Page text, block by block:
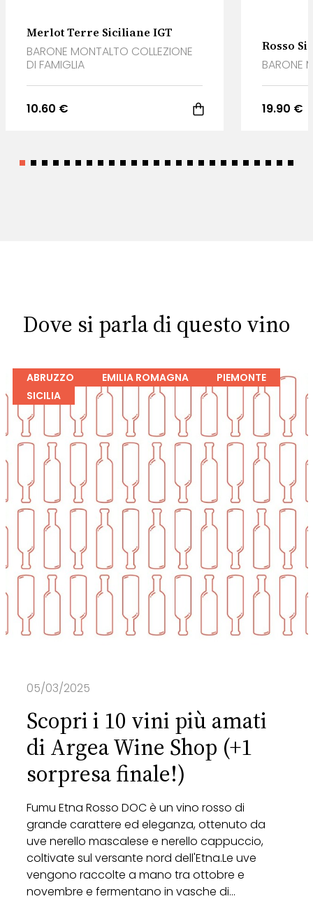
Merlot Terre Siciliane IGT
BARONE MONTALTO COLLEZIONE
DI FAMIGLIA
10.60 €
Rosso
BARONE
19.90 €
Dove si parla di questo vino
ABRUZZO EMILIA ROMAGNA
PIEMONTE
SICILIA
05/03/2025
Scopri i 10 vini più amati
di Argea Wine Shop (+1
sorpresa finale!)
Fumu Etna Rosso DOC è un vino rosso di
grande carattere ed eleganza, ottenuto da
uve nerello mascalese e nerello cappuccio,
coltivate sul versante nord dell'Etna.Le uve
vengono raccolte a mano tra ottobre e
novembre e fermentano in vasche di…